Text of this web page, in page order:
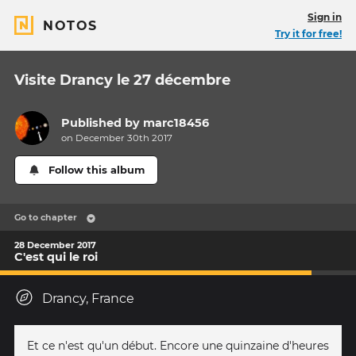
NOTOS
Sign in
Try it for free!
Visite Drancy le 27 décembre
Published by marc18456
on December 30th 2017
Follow this album
Go to chapter
28 December 2017
C'est qui le roi
Drancy, France
Et ce n'est qu'un début. Encore une quinzaine d'heures